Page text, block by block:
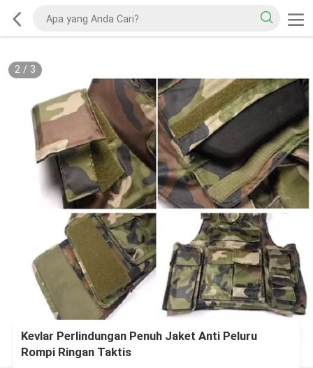
2/ 3
Kevlar Perlindungan Penuh Jaket Anti Peluru
Rompi Ringan Taktis